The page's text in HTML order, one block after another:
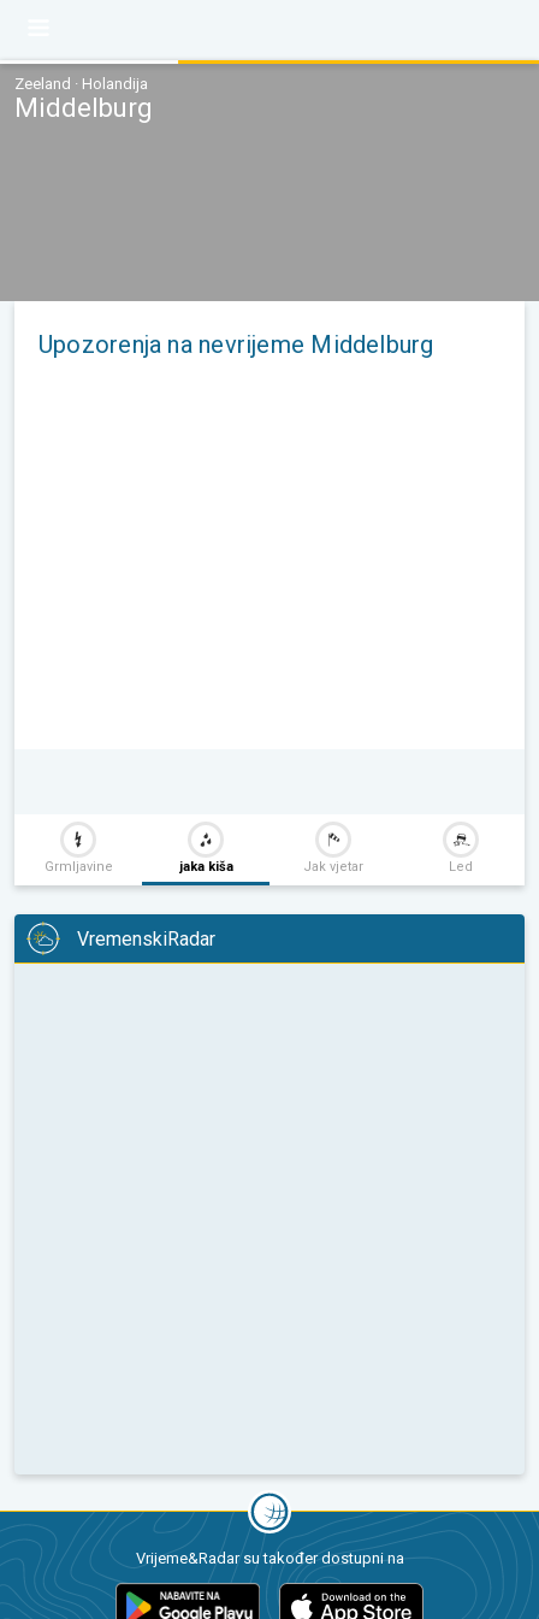
Zeeland · Holandija
Middelburg
Upozorenja na nevrijeme Middelburg
Grmljavine jaka kiša Jak vjetar Led
VremenskiRadar
Vrijeme&Radar su također dostupni na